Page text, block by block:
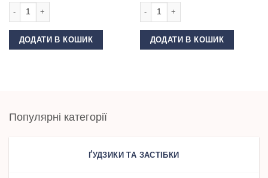
ДОДАТИ В КОШИК ДОДАТИ В КОШИК
Популярні категорії
ҐУДЗИКИ ТА ЗАСТІБКИ